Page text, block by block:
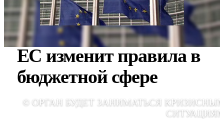
ЕС изменит правила в
бюджетной сфере
© ОРГАН БУДЕТ ЗАНИМАТЬСЯ